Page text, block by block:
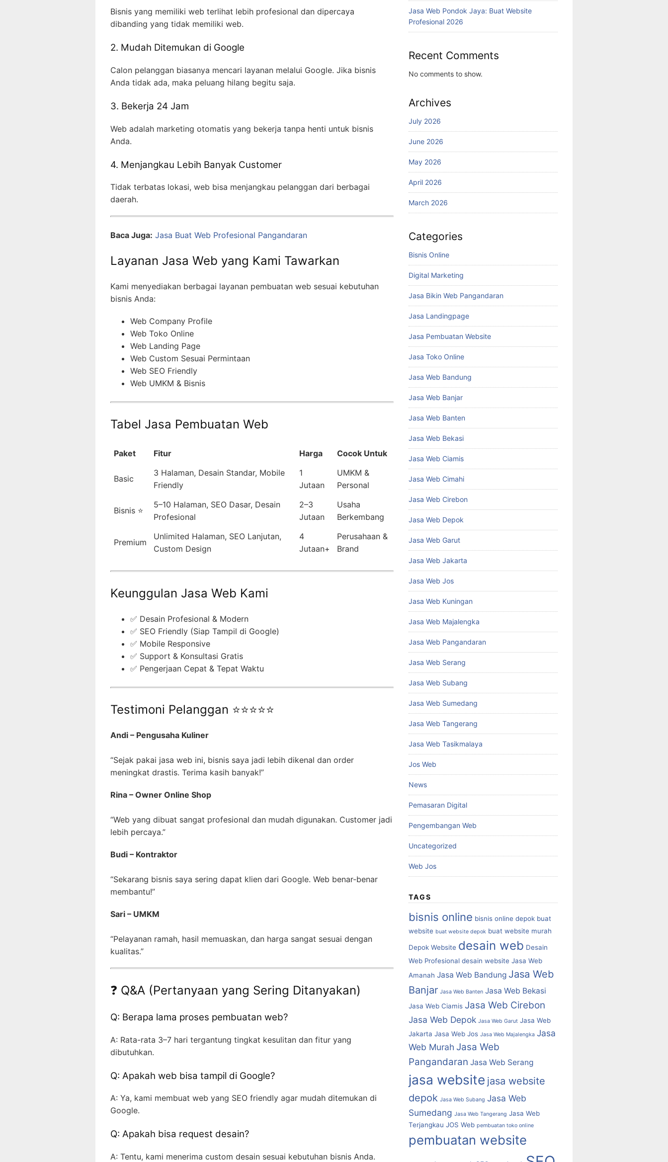
Bisnis yang memiliki web terlihat lebih profesional dan dipercaya
dibanding yang tidak memiliki web.
2. Mudah Ditemukan di Google
Calon pelanggan biasanya mencari layanan melalui Google. Jika bisnis
Anda tidak ada, maka peluang hilang begitu saja.
3. Bekerja 24 Jam
Web adalah marketing otomatis yang bekerja tanpa henti untuk bisnis
Anda.
4. Menjangkau Lebih Banyak Customer
Tidak terbatas lokasi, web bisa menjangkau pelanggan dari berbagai
daerah.
Baca Juga: Jasa Buat Web Profesional Pangandaran
Layanan Jasa Web yang Kami Tawarkan
Kami menyediakan berbagai layanan pembuatan web sesuai kebutuhan
bisnis Anda:
Web Company Profile
Web Toko Online
Web Landing Page
Web Custom Sesuai Permintaan
Web SEO Friendly
Web UMKM & Bisnis
Tabel Jasa Pembuatan Web
Paket Fitur Harga Cocok Untuk
Basic
3 Halaman, Desain Standar, Mobile
Friendly
1
Jutaan
UMKM &
Personal
Bisnis ⭐
5–10 Halaman, SEO Dasar, Desain
Profesional
2–3
Jutaan
Usaha
Berkembang
Premium
Unlimited Halaman, SEO Lanjutan,
Custom Design
4
Jutaan+
Perusahaan &
Brand
Keunggulan Jasa Web Kami
✅ Desain Profesional & Modern
✅ SEO Friendly (Siap Tampil di Google)
✅ Mobile Responsive
✅ Support & Konsultasi Gratis
✅ Pengerjaan Cepat & Tepat Waktu
Testimoni Pelanggan ⭐⭐⭐⭐⭐
Andi – Pengusaha Kuliner
“Sejak pakai jasa web ini, bisnis saya jadi lebih dikenal dan order
meningkat drastis. Terima kasih banyak!”
Rina – Owner Online Shop
“Web yang dibuat sangat profesional dan mudah digunakan. Customer jadi
lebih percaya.”
Budi – Kontraktor
“Sekarang bisnis saya sering dapat klien dari Google. Web benar-benar
membantu!”
Sari – UMKM
“Pelayanan ramah, hasil memuaskan, dan harga sangat sesuai dengan
kualitas.”
❓ Q&A (Pertanyaan yang Sering Ditanyakan)
Q: Berapa lama proses pembuatan web?
A: Rata-rata 3–7 hari tergantung tingkat kesulitan dan fitur yang
dibutuhkan.
Q: Apakah web bisa tampil di Google?
A: Ya, kami membuat web yang SEO friendly agar mudah ditemukan di
Google.
Q: Apakah bisa request desain?
A: Tentu, kami menerima custom desain sesuai kebutuhan bisnis Anda.
Jasa Web Pondok Jaya: Buat Website
Profesional 2026
Recent Comments
No comments to show.
Archives
July 2026
June 2026
May 2026
April 2026
March 2026
Categories
Bisnis Online
Digital Marketing
Jasa Bikin Web Pangandaran
Jasa Landingpage
Jasa Pembuatan Website
Jasa Toko Online
Jasa Web Bandung
Jasa Web Banjar
Jasa Web Banten
Jasa Web Bekasi
Jasa Web Ciamis
Jasa Web Cimahi
Jasa Web Cirebon
Jasa Web Depok
Jasa Web Garut
Jasa Web Jakarta
Jasa Web Jos
Jasa Web Kuningan
Jasa Web Majalengka
Jasa Web Pangandaran
Jasa Web Serang
Jasa Web Subang
Jasa Web Sumedang
Jasa Web Tangerang
Jasa Web Tasikmalaya
Jos Web
News
Pemasaran Digital
Pengembangan Web
Uncategorized
Web Jos
TAGS
bisnis online bisnis online depok buat
website buat website depok buat website murah
Depok Website desain web Desain
Web Profesional desain website Jasa Web
Amanah Jasa Web Bandung Jasa Web
Banjar Jasa Web Banten Jasa Web Bekasi
Jasa Web Ciamis Jasa Web Cirebon
Jasa Web Depok Jasa Web Garut Jasa Web
Jakarta Jasa Web Jos Jasa Web Majalengka Jasa
Web Murah Jasa Web
Pangandaran Jasa Web Serang
jasa website jasa website
depok Jasa Web Subang Jasa Web
Sumedang Jasa Web Tangerang Jasa Web
Terjangkau JOS Web pembuatan toko online
pembuatan website